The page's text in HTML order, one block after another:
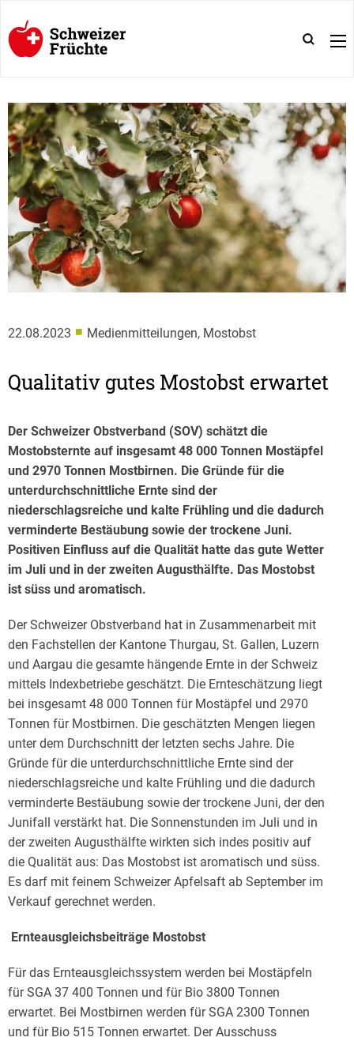
22.08.2023 ■ Medienmitteilungen, Mostobst
Qualitativ gutes Mostobst erwartet
Der Schweizer Obstverband (SOV) schätzt die
Mostobsternte auf insgesamt 48 000 Tonnen Mostäpfel
und 2970 Tonnen Mostbirnen. Die Gründe für die
unterdurchschnittliche Ernte sind der
niederschlagsreiche und kalte Frühling und die dadurch
verminderte Bestäubung sowie der trockene Juni.
Positiven Einfluss auf die Qualität hatte das gute Wetter
im Juli und in der zweiten Augusthälfte. Das Mostobst
ist süss und aromatisch.
Der Schweizer Obstverband hat in Zusammenarbeit mit
den Fachstellen der Kantone Thurgau, St. Gallen, Luzern
und Aargau die gesamte hängende Ernte in der Schweiz
mittels Indexbetriebe geschätzt. Die Ernteschätzung liegt
bei insgesamt 48 000 Tonnen für Mostäpfel und 2970
Tonnen für Mostbirnen. Die geschätzten Mengen liegen
unter dem Durchschnitt der letzten sechs Jahre. Die
Gründe für die unterdurchschnittliche Ernte sind der
niederschlagsreiche und kalte Frühling und die dadurch
verminderte Bestäubung sowie der trockene Juni, der den
Junifall verstärkt hat. Die Sonnenstunden im Juli und in
der zweiten Augusthälfte wirkten sich indes positiv auf
die Qualität aus: Das Mostobst ist aromatisch und süss.
Es darf mit feinem Schweizer Apfelsaft ab September im
Verkauf gerechnet werden.
Ernteausgleichsbeiträge Mostobst
Für das Ernteausgleichssystem werden bei Mostäpfeln
für SGA 37 400 Tonnen und für Bio 3800 Tonnen
erwartet. Bei Mostbirnen werden für SGA 2300 Tonnen
und für Bio 515 Tonnen erwartet. Der Ausschuss